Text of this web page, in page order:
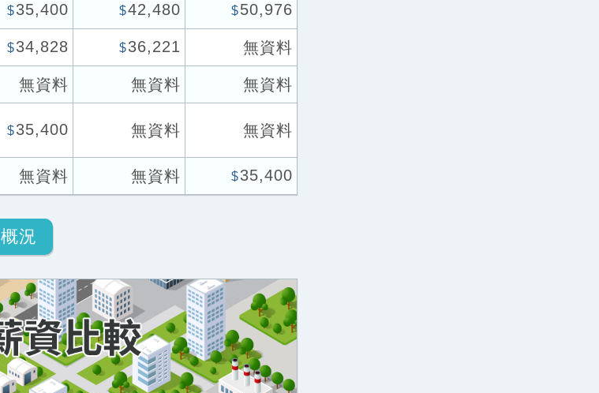
$35,400 $42,480 $50,976
$34,828 $36,221 無資料
無資料 無資料 無資料
$35,400 無資料 無資料
無資料 無資料 $35,400
況